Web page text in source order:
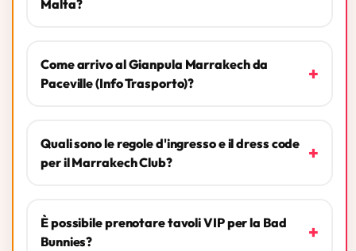
Malta?
Come arrivo al Gianpula Marrakech da
Paceville (Info Trasporto)?
+
Quali sono le regole d'ingresso e il dress code
per il Marrakech Club?
+
È possibile prenotare tavoli VIP per la Bad
Bunnies?
+